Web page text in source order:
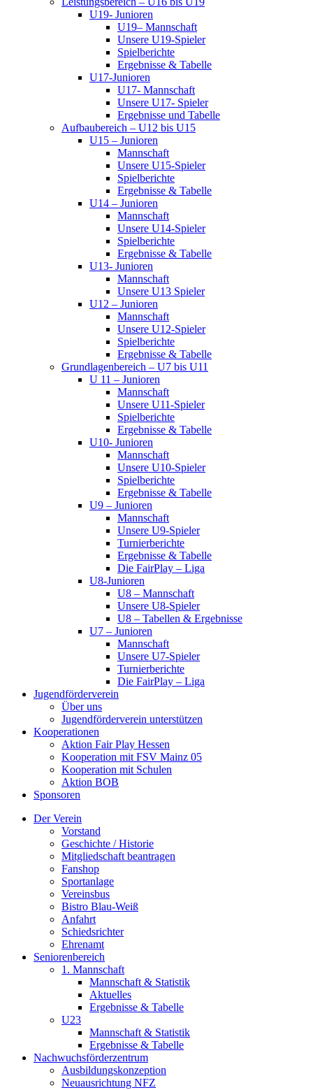
U19- Junioren
U19– Mannschaft
Unsere U19-Spieler
Spielberichte
Ergebnisse & Tabelle
U17-Junioren
U17- Mannschaft
Unsere U17- Spieler
Ergebnisse und Tabelle
Aufbaubereich – U12 bis U15
U15 – Junioren
Mannschaft
Unsere U15-Spieler
Spielberichte
Ergebnisse & Tabelle
U14 – Junioren
Mannschaft
Unsere U14-Spieler
Spielberichte
Ergebnisse & Tabelle
U13- Junioren
Mannschaft
Unsere U13 Spieler
U12 – Junioren
Mannschaft
Unsere U12-Spieler
Spielberichte
Ergebnisse & Tabelle
Grundlagenbereich – U7 bis U11
U 11 – Junioren
Mannschaft
Unsere U11-Spieler
Spielberichte
Ergebnisse & Tabelle
U10- Junioren
Mannschaft
Unsere U10-Spieler
Spielberichte
Ergebnisse & Tabelle
U9 – Junioren
Mannschaft
Unsere U9-Spieler
Turnierberichte
Ergebnisse & Tabelle
Die FairPlay – Liga
U8-Junioren
U8 – Mannschaft
Unsere U8-Spieler
U8 – Tabellen & Ergebnisse
U7 – Junioren
Mannschaft
Unsere U7-Spieler
Turnierberichte
Die FairPlay – Liga
Jugendförderverein
Über uns
Jugendförderverein unterstützen
Kooperationen
Aktion Fair Play Hessen
Kooperation mit FSV Mainz 05
Kooperation mit Schulen
Aktion BOB
Sponsoren
Der Verein
Vorstand
Geschichte / Historie
Mitgliedschaft beantragen
Fanshop
Sportanlage
Vereinsbus
Bistro Blau-Weiß
Anfahrt
Schiedsrichter
Ehrenamt
Seniorenbereich
1. Mannschaft
Mannschaft & Statistik
Aktuelles
Ergebnisse & Tabelle
U23
Mannschaft & Statistik
Ergebnisse & Tabelle
Nachwuchsförderzentrum
Ausbildungskonzeption
Neuausrichtung NFZ